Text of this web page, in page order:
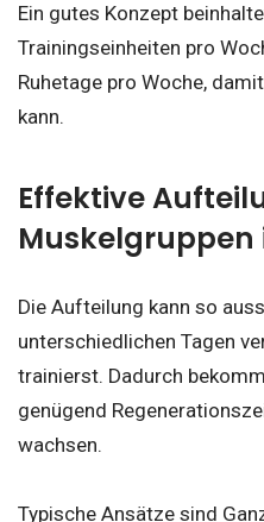
Ein gutes Konzept
Trainingseinheiten pro
Ruhetage pro Woche,
kann.
Effektive
Muskelgruppen
Die Aufteilung kann so
unterschiedlichen Tagen
trainierst. Dadurch
genügend
wachsen.
Typische Ansätze sind